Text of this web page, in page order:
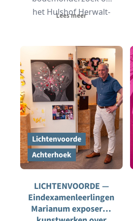
het Hulshof Herwalt-
Leather,...
Lees meer
Lichtenvoorde
Achterhoek
LICHTENVOORDE —
Eindexamenleerlingen
Marianum exposeren